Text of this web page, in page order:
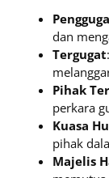
dan
Tergugat
Pihak
perkara
Kuasa
pihak
Majelis